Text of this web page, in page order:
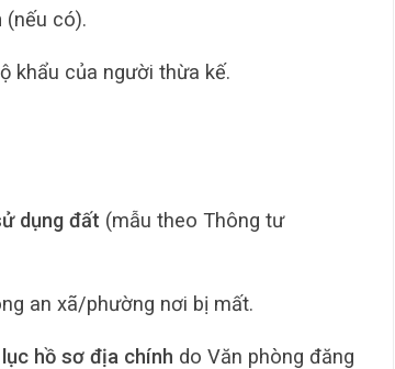
(nếu có).
khẩu của người thừa kế.
dụng đất (mẫu theo Thông tư
an xã/phường nơi bị mất.
hồ sơ địa chính do Văn phòng đăng